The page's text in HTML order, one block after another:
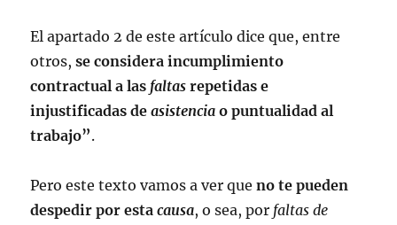
El apartado 2 de este artículo dice que, entre
otros,se considera incumplimiento
contractual a las faltas repetidas e
injustificadas deasistencia o puntualidad al
trabajo”.
Pero este texto vamos a ver queno te pueden
despedir por estacausa, o sea, por faltas de